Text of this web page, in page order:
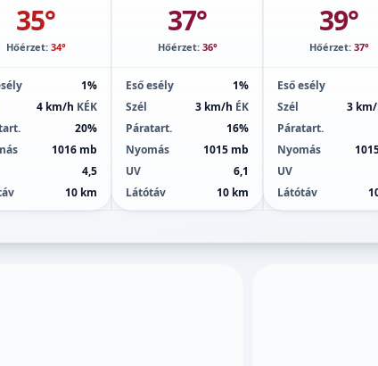
35°
Hőérzet: 34°
1%
4 km/h KÉK
20%
1016 mb
4,5
10 km
37°
Hőérzet: 36°
Eső esély
1%
Szél
3 km/h ÉK
Páratart.
16%
Nyomás
1015 mb
UV
6,1
Látótáv
10 km
39°
Hőérzet: 37°
Eső esély
Szél
3
Páratart.
Nyomás
UV
Látótáv